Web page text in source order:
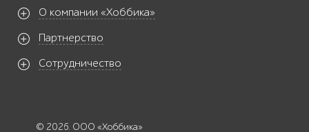
О компании «Хоббика»
Партнерство
Сотрудничество
© 2026. ООО «Хоббика»